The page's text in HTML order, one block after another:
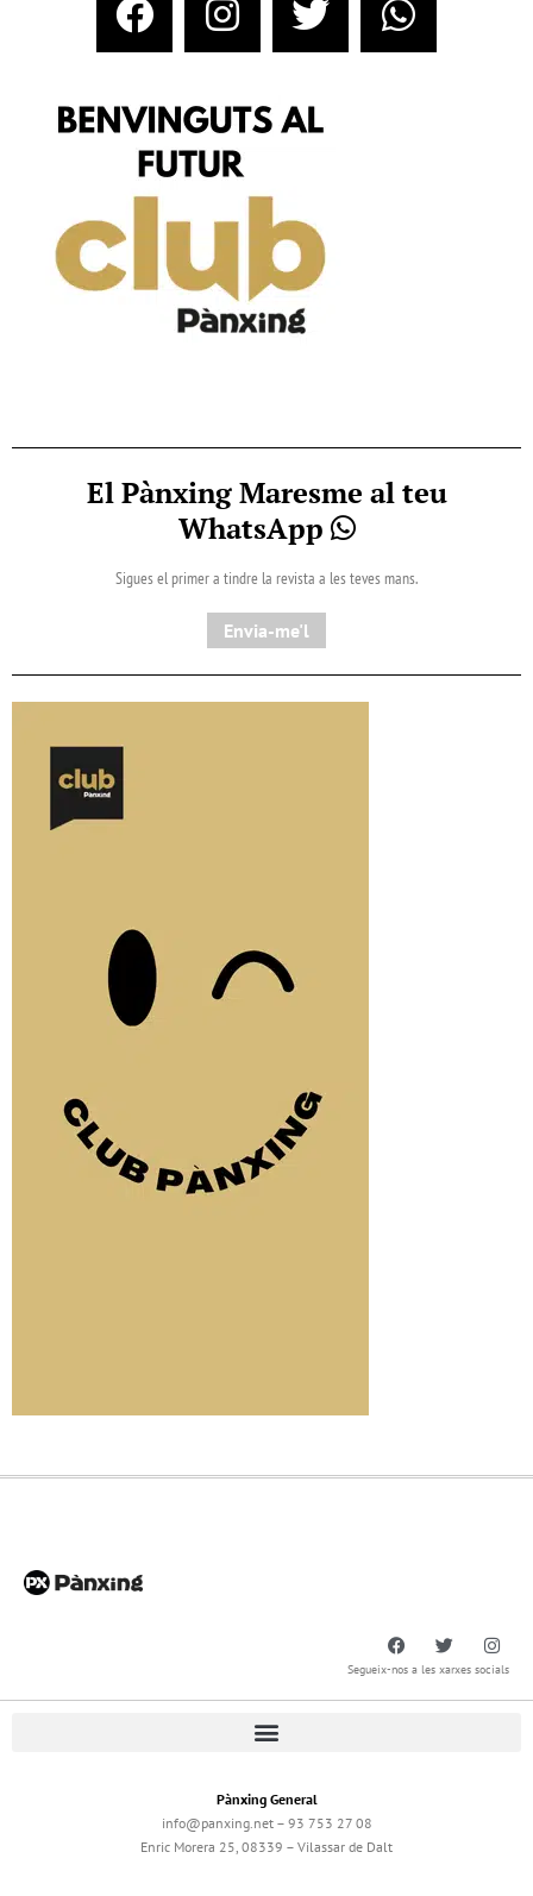
El Pànxing Maresme al teu
WhatsApp
Sigues el primer a tindre la revista a les teves mans.
Envia-me'l
Segueix-nos a les xarxes socials
Pànxing General
info@panxing.net – 93 753 27 08
Enric Morera 25, 08339 – Vilassar de Dalt